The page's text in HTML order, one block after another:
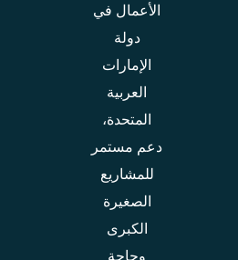
الأعمال في
دولة
الإمارات
العربية
المتحدة،
دعم مستمر
للمشاريع
الصغيرة
الكبرى
وحاجة